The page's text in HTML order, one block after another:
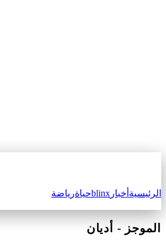
الرئيسية أخبار blinxحياةرياضة
الموجز - أديان